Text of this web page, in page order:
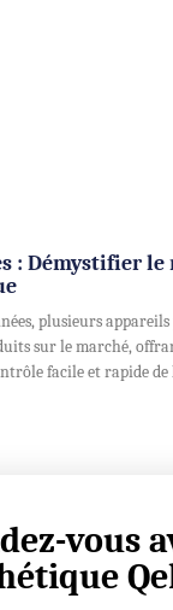
: Démystifier le
plusieurs
sur le marché,
facile et rapide
vous